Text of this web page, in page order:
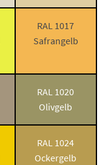
RAL 1017
Safrangelb
RAL 1020
Olivgelb
RAL 1024
Ockergelb